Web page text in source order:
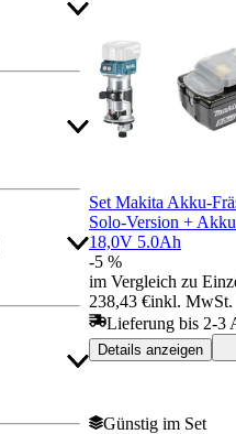
Set Makita Akku-
Solo-Version +
18,0V 5.0Ah
-5 %
im Vergleich zu
238,43 €inkl. MwSt.
Lieferung bis 2-3
Details anzeigen
Günstig im Set